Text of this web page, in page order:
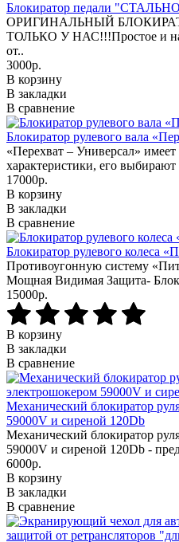
Блокиратор педали
ОРИГИНАЛЬНЫЙ
ТОЛЬКО У НАС!!!Простое и
от..
3000р.
В корзину
В закладки
В сравнение
Блокиратор рулевого вала
«Перехват – Универсал»
характеристики, его
17000р.
В корзину
В закладки
В сравнение
Блокиратор рулевого колеса
Противоугонную систему
Мощная Видимая Защита-
15000р.
В корзину
В закладки
В сравнение
Механический блокиратор
59000V и сиреной 120Db
Механический блокиратор
59000V и сиреной 120Db -
6000р.
В корзину
В закладки
В сравнение